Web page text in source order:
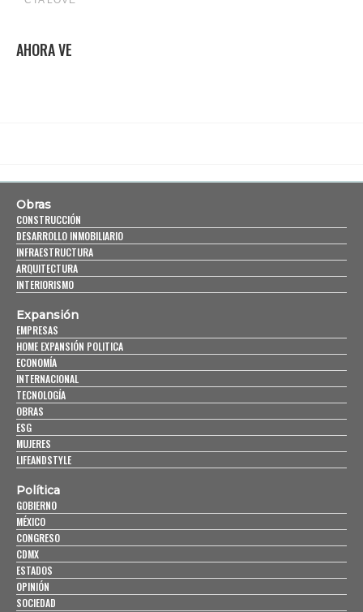
AHORA VE
Obras
CONSTRUCCIÓN
DESARROLLO INMOBILIARIO
INFRAESTRUCTURA
ARQUITECTURA
INTERIORISMO
Expansión
EMPRESAS
HOME EXPANSIÓN POLITICA
ECONOMÍA
INTERNACIONAL
TECNOLOGÍA
OBRAS
ESG
MUJERES
LIFEANDSTYLE
Política
GOBIERNO
MÉXICO
CONGRESO
CDMX
ESTADOS
OPINIÓN
SOCIEDAD